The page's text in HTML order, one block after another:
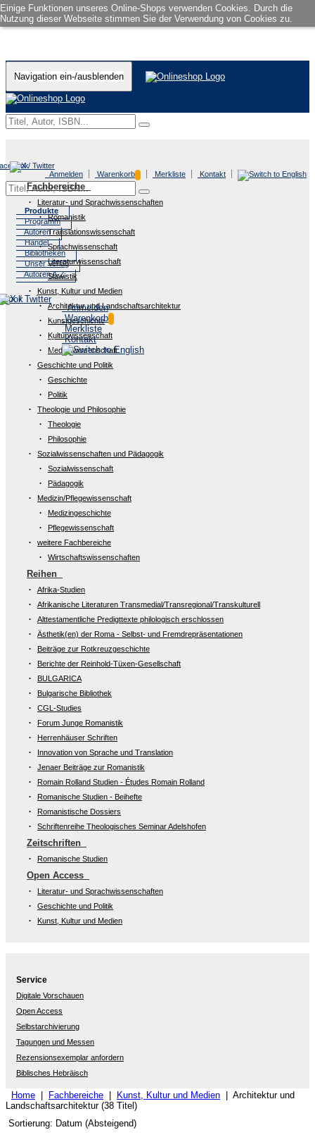
Einige Funktionen unseres Online-Shops verwenden Cookies. Durch die
Nutzung dieser Webseite stimmen Sie der Verwendung von Cookies zu.
Navigation ein-/ausblenden
Anmelden Warenkorb Merkliste Kontakt
Produkte
Programm
Autoren
Handel
Bibliotheken
Unser Verlag
Autoren A-Z
Anmelden
Warenkorb
Merkliste
Kontakt
Fachbereiche
Literatur- und Sprachwissenschaften
Romanistik
Translationswissenschaft
Sprachwissenschaft
Literaturwissenschaft
Slawistik
Kunst, Kultur und Medien
Architektur und Landschaftsarchitektur
Kunstgeschichte
Kulturwissenschaft
Medienwissenschaft
Geschichte und Politik
Geschichte
Politik
Theologie und Philosophie
Theologie
Philosophie
Sozialwissenschaften und Pädagogik
Sozialwissenschaft
Pädagogik
Medizin/Pflegewissenschaft
Medizingeschichte
Pflegewissenschaft
weitere Fachbereiche
Wirtschaftswissenschaften
Reihen
Afrika-Studien
Afrikanische Literaturen Transmedial/Transregional/Transkulturell
Alttestamentliche Predigttexte philologisch erschlossen
Ästhetik(en) der Roma - Selbst- und Fremdrepräsentationen
Beiträge zur Rotkreuzgeschichte
Berichte der Reinhold-Tüxen-Gesellschaft
BULGARICA
Bulgarische Bibliothek
CGL-Studies
Forum Junge Romanistik
Herrenhäuser Schriften
Innovation von Sprache und Translation
Jenaer Beiträge zur Romanistik
Romain Rolland Studien - Études Romain Rolland
Romanische Studien - Beihefte
Romanistische Dossiers
Schriftenreihe Theologisches Seminar Adelshofen
Zeitschriften
Romanische Studien
Open Access
Literatur- und Sprachwissenschaften
Geschichte und Politik
Kunst, Kultur und Medien
Service
Digitale Vorschauen
Open Access
Selbstarchivierung
Tagungen und Messen
Rezensionsexemplar anfordern
Biblisches Hebräisch
Home Fachbereiche Kunst, Kultur und Medien | Architektur und
Landschaftsarchitektur (38 Titel)
Sortierung: Datum (Absteigend)